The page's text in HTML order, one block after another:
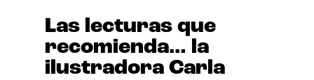
Las lecturas que
recomienda… la
ilustradora Carla